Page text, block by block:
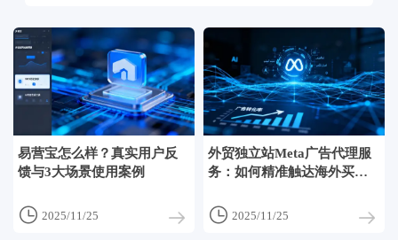
易营宝怎么样？真实用户反
馈与3大场景使用案例
 2025/11/25
外贸独立站Meta广告代理服
务：如何精准触达海外买
 2025/11/25